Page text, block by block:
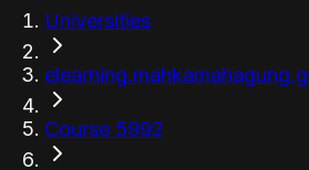
Universities
Course 5992